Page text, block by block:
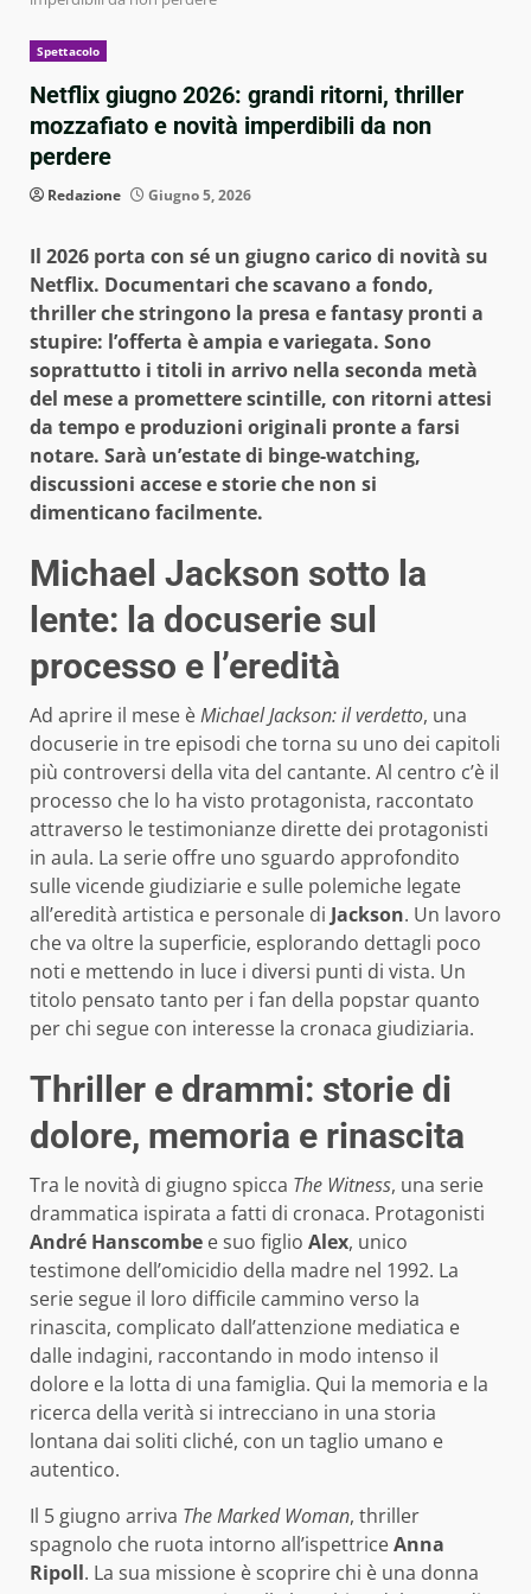
Spettacolo
Netflix giugno 2026: grandi ritorni, thriller
mozzafiato e novità imperdibili da non
perdere
Redazione Giugno 5, 2026
Il 2026 porta con sé un giugno carico di novità su
Netflix. Documentari che scavano a fondo,
thriller che stringono la presa e fantasy pronti a
stupire: l’offerta è ampia e variegata. Sono
soprattutto i titoli in arrivo nella seconda metà
del mese a promettere scintille, con ritorni attesi
da tempo e produzioni originali pronte a farsi
notare. Sarà un’estate di binge-watching,
discussioni accese e storie che non si
dimenticano facilmente.
Michael Jackson sotto la
lente: la docuserie sul
processo e l’eredità
Ad aprire il mese èMichael Jackson: il verdetto, una
docuserie in tre episodi che torna su uno dei capitoli
più controversi della vita del cantante. Al centro c’è il
processo che lo ha visto protagonista, raccontato
attraverso le testimonianze dirette dei protagonisti
in aula. La serie offre uno sguardo approfondito
sulle vicende giudiziarie e sulle polemiche legate
all’eredità artistica e personale di Jackson. Un lavoro
che va oltre la superficie, esplorando dettagli poco
noti e mettendo in luce i diversi punti di vista. Un
titolo pensato tanto per i fan della popstar quanto
per chi segue con interesse la cronaca giudiziaria.
Thriller e drammi: storie di
dolore, memoria e rinascita
Tra le novità di giugno spicca The Witness, una serie
drammatica ispirata a fatti di cronaca. Protagonisti
André Hanscombe e suo figlio Alex, unico
testimone dell’omicidio della madre nel 1992. La
serie segue il loro difficile cammino verso la
rinascita, complicato dall’attenzione mediatica e
dalle indagini, raccontando in modo intenso il
dolore e la lotta di una famiglia. Qui la memoria e la
ricerca della verità si intrecciano in una storia
lontana dai soliti cliché, con un taglio umano e
autentico.
Il 5 giugno arriva The Marked Woman, thriller
spagnolo che ruota intorno all’ispettriceAnna
Ripoll. La sua missione è scoprire chi è una donna